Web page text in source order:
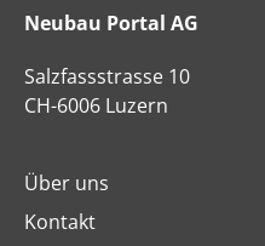
Neubau Portal AG
Salzfassstrasse 10
CH-6006 Luzern
Über uns
Kontakt